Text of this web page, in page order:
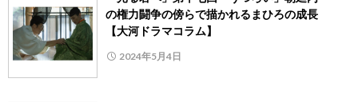
の権力闘争の傍らで描かれるまひろの成長
【大河ドラマコラム】
2024年5月4日